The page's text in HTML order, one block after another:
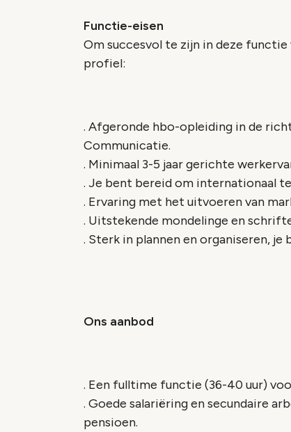
Functie-eisen
Om succesvol te zijn in deze
profiel:
. Afgeronde hbo-opleiding in de
Communicatie.
. Minimaal 3-5 jaar gerichte
. Je bent bereid om internationaal
. Ervaring met het uitvoeren van
. Uitstekende mondelinge en
. Sterk in plannen en organiseren,
Ons aanbod
. Een fulltime functie (36-40 uur)
. Goede salariëring en secundaire
pensioen.